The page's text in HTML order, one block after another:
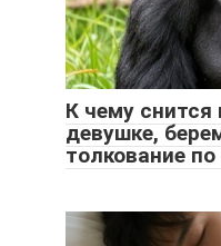
К чему
девушке,
толкование